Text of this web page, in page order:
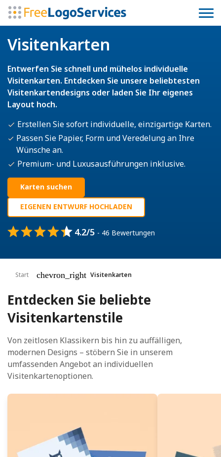
Visitenkarten
Entwerfen Sie schnell und mühelos individuelle
Visitenkarten. Entdecken Sie unsere beliebtesten
Visitenkartendesigns oder laden Sie Ihr eigenes
Layout hoch.
Erstellen Sie sofort individuelle, einzigartige Karten.
Passen Sie Papier, Form und Veredelung an Ihre
Wünsche an.
Premium- und Luxusausführungen inklusive.
Karten suchen
EIGENEN ENTWURF HOCHLADEN
4.2/5 - 46 Bewertungen
Start chevron_right Visitenkarten
Entdecken Sie beliebte
Visitenkartenstile
Von zeitlosen Klassikern bis hin zu auffälligen,
modernen Designs – stöbern Sie in unserem
umfassenden Angebot an individuellen
Visitenkartenoptionen.